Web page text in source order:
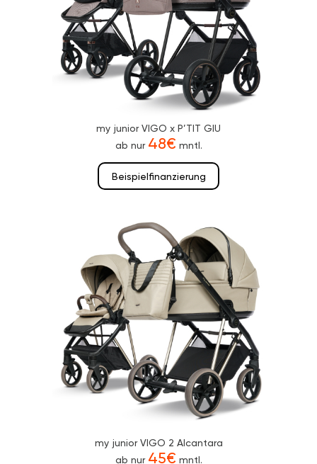
my junior VIGO x P’TIT GIU
ab nur 48€ mntl.
Beispielfinanzierung
my junior VIGO 2 Alcantara
ab nur 45€ mntl.